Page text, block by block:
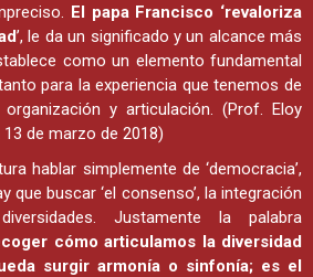
El papa Francisco ‘revaloriza
’, le da un significado y un alcance más
como un elemento fundamental
para la experiencia que tenemos de
y articulación. (Prof. Eloy
de marzo de 2018)
hablar simplemente de ‘democracia’,
que buscar ‘el consenso’, la integración
Justamente la palabra
cómo articulamos la diversidad
surgir armonía o sinfonía; es el